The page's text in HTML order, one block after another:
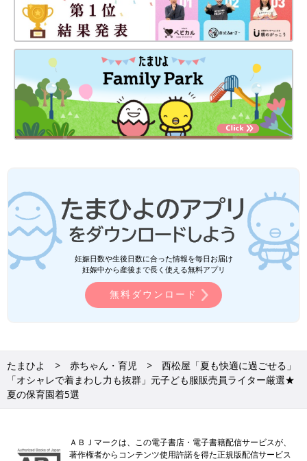
妊娠日数や生後日数に合った情報を毎日お届け
妊娠中から産後まで長く使える無料アプリ
無料ダウンロード
たまひよ 赤ちゃん・育児
西松屋「夏も快適に過ごせる」
「オシャレで着まわし力も抜群」元子ども服販売員ライター厳選★
夏の保育園着5選
ＡＢＪマークは、この電子書店・電子書籍配信サービスが、
著作権者からコンテンツ使用許諾を得た正規版配信サービス